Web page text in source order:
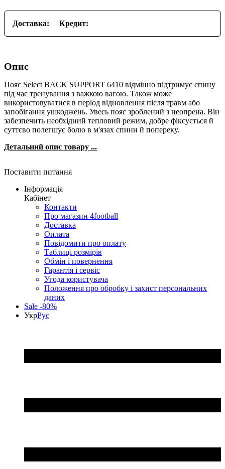
Доставка: Кредит:
Опис
Пояс Select BACK SUPPORT 6410 відмінно підтримує спину
під час тренування з важкою вагою. Також може
використовуватися в період відновлення після травм або
запобігання ушкоджень. Увесь пояс зроблений з неопрена. Він
забезпечить необхідний тепловий режим, добре фіксується й
суттєво полегшує болю в м'язах спини й попереку.
Детальний опис товару ...
Поставити питання
Інформація
Кабінет
Контакти
Про магазин 4football
Доставка
Оплата
Повідомити про оплату
Таблиці розмірів
Обмін і повернення
Гарантія і сервіс
Угода користувача
Положення про обробку і захист персональних
даних
Sale -80%
УкрРус